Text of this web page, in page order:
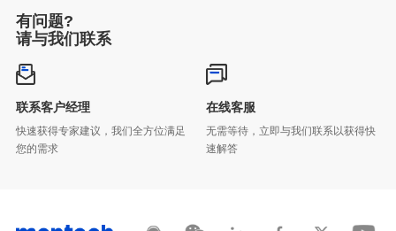
有问题?
请与我们联系
联系客户经理
您的需求
在线客服
速解答